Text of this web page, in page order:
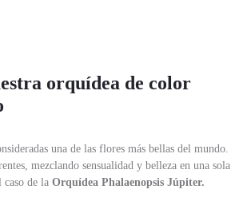
orquídea de color
una de las flores más bellas del mundo.
mezclando sensualidad y belleza en una sola
de la Orquídea Phalaenopsis Júpiter.